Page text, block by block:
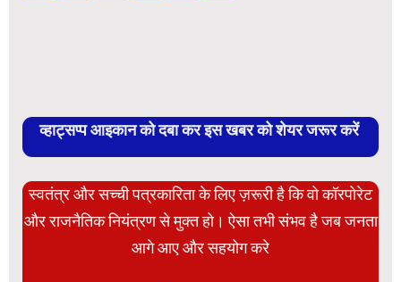
व्हाट्सप्प आइकान को दबा कर इस खबर को शेयर जरूर करें
स्वतंत्र और सच्ची पत्रकारिता के लिए ज़रूरी है कि वो कॉरपोरेट
और राजनैतिक नियंत्रण से मुक्त हो। ऐसा तभी संभव है जब जनता
आगे आए और सहयोग करे